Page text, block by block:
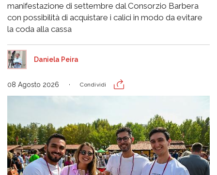
manifestazione di settembre dal Consorzio Barbera
con possibilità di acquistare i calici in modo da evitare
la coda alla cassa
Daniela Peira
08 Agosto 2026 Condividi